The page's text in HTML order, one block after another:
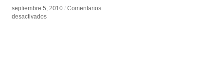
septiembre 5, 2010 / Comentarios
desactivadosen
septiembre 5, 2010 / Comentarios
desactivadosen